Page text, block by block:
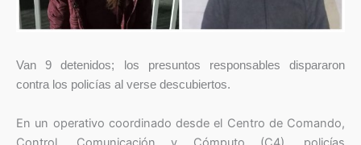
Van 9 detenidos; los presuntos responsables dispararon
contra los policías al verse descubiertos.
En un operativo coordinado desde el Centro de Comando,